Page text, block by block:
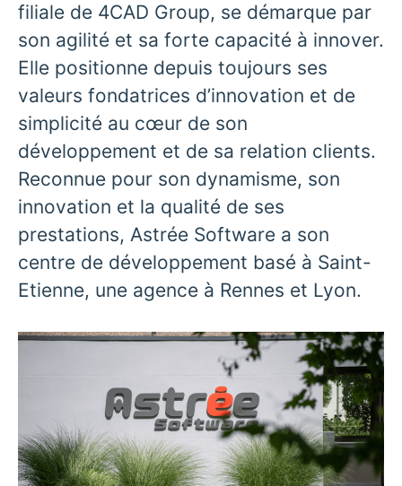
filiale de 4CAD Group, se démarque par
son agilité et sa forte capacité à innover.
Elle positionne depuis toujours ses
valeurs fondatrices d’innovation et de
simplicité au cœur de son
développement et de sa relation clients.
Reconnue pour son dynamisme, son
innovation et la qualité de ses
prestations, Astrée Software a son
centre de développement basé à Saint-
Etienne, une agence à Rennes et Lyon.